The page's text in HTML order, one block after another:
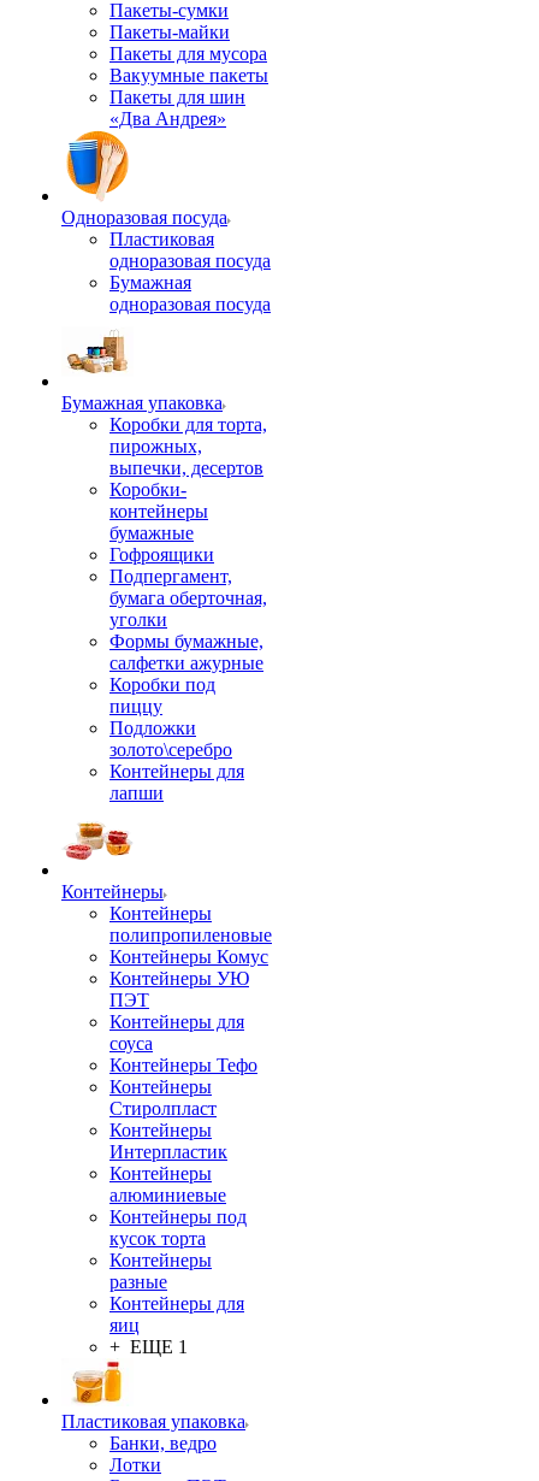
Пакеты-сумки
Пакеты-майки
Пакеты для мусора
Вакуумные пакеты
Пакеты для шин
«Два Андрея»
Одноразовая посуда
Пластиковая
одноразовая посуда
Бумажная
одноразовая посуда
Бумажная упаковка
Коробки для торта,
пирожных,
выпечки, десертов
Коробки-
контейнеры
бумажные
Гофроящики
Подпергамент,
бумага оберточная,
уголки
Формы бумажные,
салфетки ажурные
Коробки под
пиццу
Подложки
золото\серебро
Контейнеры для
лапши
Контейнеры
Контейнеры
полипропиленовые
Контейнеры Комус
Контейнеры УЮ
ПЭТ
Контейнеры для
соуса
Контейнеры Тефо
Контейнеры
Стиролпласт
Контейнеры
Интерпластик
Контейнеры
алюминиевые
Контейнеры под
кусок торта
Контейнеры
разные
Контейнеры для
яиц
+ ЕЩЕ 1
Пластиковая упаковка
Банки, ведро
Лотки